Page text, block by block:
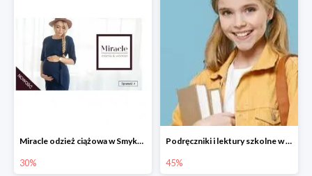
Miracle odzież ciążowa w Smyku co -30%
30%
Podręczniki i lektury szkolne w Smyku do -45%
45%